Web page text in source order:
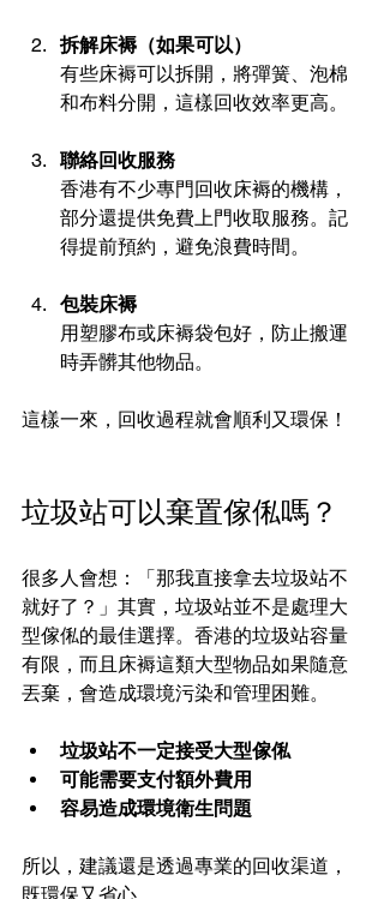
拆解床褥（如果可以）
有些床褥可以拆開，將彈簧、泡棉
和布料分開，這樣回收效率更高。
聯絡回收服務
香港有不少專門回收床褥的機構，
部分還提供免費上門收取服務。記
得提前預約，避免浪費時間。
包裝床褥
用塑膠布或床褥袋包好，防止搬運
時弄髒其他物品。
這樣一來，回收過程就會順利又環保！
垃圾站可以棄置傢俬嗎？
很多人會想：「那我直接拿去垃圾站不
就好了？」其實，垃圾站並不是處理大
型傢俬的最佳選擇。香港的垃圾站容量
有限，而且床褥這類大型物品如果隨意
丟棄，會造成環境污染和管理困難。
垃圾站不一定接受大型傢俬
可能需要支付額外費用
容易造成環境衛生問題
所以，建議還是透過專業的回收渠道，